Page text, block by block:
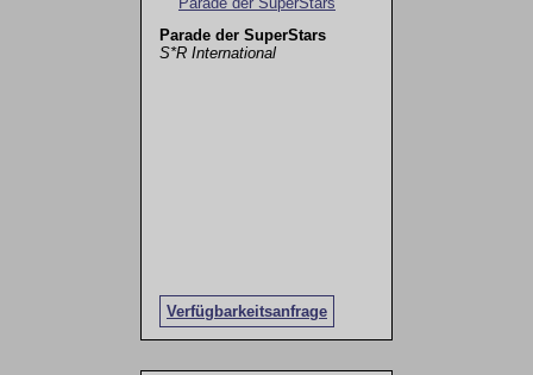
Parade der SuperStars
S*R International
Verfügbarkeitsanfrage